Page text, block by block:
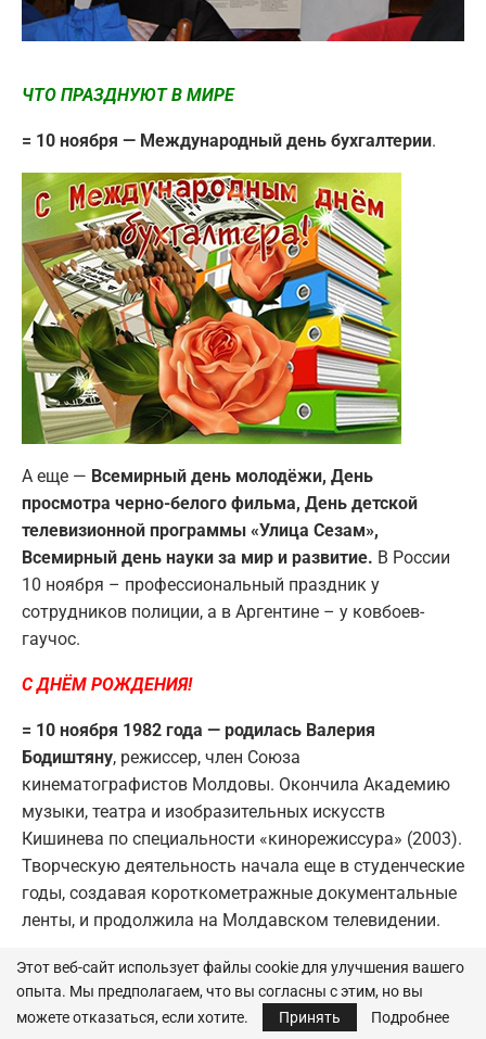
ЧТО ПРАЗДНУЮТ В МИРЕ
= 10 ноября — Международный день бухгалтерии.
А еще — Всемирный день молодёжи, День
просмотра черно-белого фильма, День детской
телевизионной программы «Улица Сезам»,
Всемирный день науки за мир и развитие. В России
10 ноября – профессиональный праздник у
сотрудников полиции, а в Аргентине – у ковбоев-
гаучос.
С ДНЁМ РОЖДЕНИЯ!
= 10 ноября 1982 года — родилась Валерия
Бодиштяну, режиссер, член Союза
кинематографистов Молдовы. Окончила Академию
музыки, театра и изобразительных искусств
Кишинева по специальности «кинорежиссура» (2003).
Творческую деятельность начала еще в студенческие
годы, создавая короткометражные документальные
ленты, и продолжила на Молдавском телевидении.
НАРОДНЫЙ КАЛЕНДАРЬ
= 10 ноября 2023 года посвящено одной из самых
Этот веб-сайт использует файлы cookie для улучшения вашего
опыта. Мы предполагаем, что вы согласны с этим, но вы
можете отказаться, если хотите.
Принять Подробнее